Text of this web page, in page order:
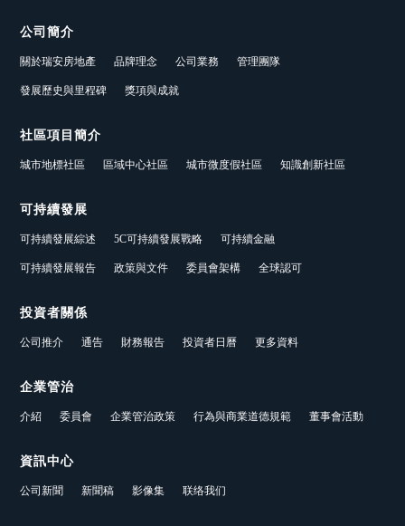
公司簡介
關於瑞安房地產 品牌理念 公司業務 管理團隊
發展歷史與里程碑 獎項與成就
社區項目簡介
城市地標社區 區域中心社區 城市微度假社區 知識創新社區
可持續發展
可持續發展綜述 5C可持續發展戰略 可持續金融
可持續發展報告 政策與文件 委員會架構 全球認可
投資者關係
公司推介 通告 財務報告 投資者日曆 更多資料
企業管治
介紹 委員會 企業管治政策 行為與商業道德規範 董事會活動
資訊中心
公司新聞 新聞稿 影像集 联络我们